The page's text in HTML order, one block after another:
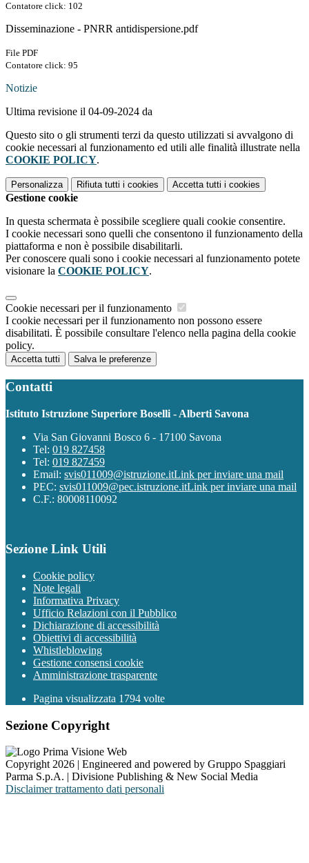
Contatore click: 102
Disseminazione - PNRR antidispersione.pdf
File PDF
Contatore click: 95
Notizie
Ultima revisione il 04-09-2024 da
Questo sito o gli strumenti terzi da questo utilizzati si avvalgono di
cookie necessari al funzionamento ed utili alle finalità illustrate nella
COOKIE POLICY.
Personalizza Rifiuta tutti i cookies Accetta tutti i cookies
Gestione cookie
In questa schermata è possibile scegliere quali cookie consentire.
I cookie necessari sono quelli che consentono il funzionamento della
piattaforma e non è possibile disabilitarli.
Per conoscere quali sono i cookie necessari al funzionamento potete
visionare la COOKIE POLICY.
Cookie necessari per il funzionamento
I cookie necessari per il funzionamento non possono essere
disabilitati. È possibile consultare l'elenco nella pagina della cookie
policy.
Accetta tutti Salva le preferenze
Contatti
Istituto Istruzione Superiore Boselli - Alberti Savona
Via San Giovanni Bosco 6 - 17100 Savona
Tel: 019 827458
Tel: 019 827459
Email: svis011009@istruzione.itLink per inviare una mail
PEC: svis011009@pec.istruzione.itLink per inviare una mail
C.F.: 80008110092
Sezione Link Utili
Cookie policy
Note legali
Informativa Privacy
Ufficio Relazioni con il Pubblico
Dichiarazione di accessibilità
Obiettivi di accessibilità
Whistleblowing
Gestione consensi cookie
Amministrazione trasparente
Pagina visualizzata 1794 volte
Sezione Copyright
Copyright 2026 | Engineered and powered by Gruppo Spaggiari
Parma S.p.A. | Divisione Publishing & New Social Media
Disclaimer trattamento dati personali